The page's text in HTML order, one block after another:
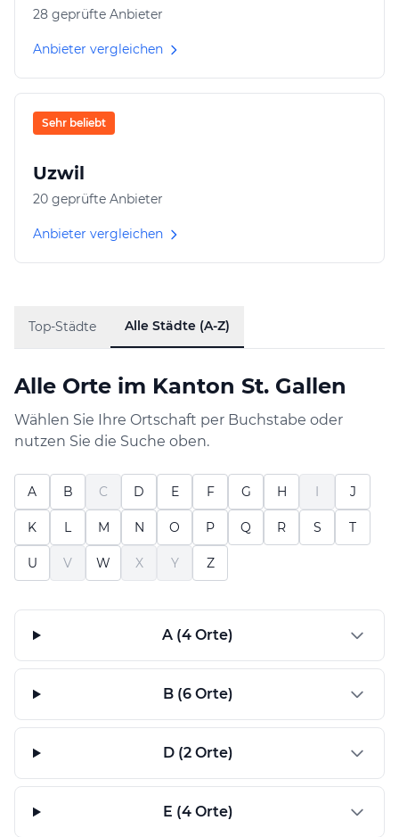
28 geprüfte Anbieter
Anbieter vergleichen
Sehr beliebt
Uzwil
20 geprüfte Anbieter
Anbieter vergleichen
Top-Städte Alle Städte (A-Z)
Alle Orte im Kanton St. Gallen
Wählen Sie Ihre Ortschaft per Buchstabe oder
nutzen Sie die Suche oben.
A B C D E F G H I J
K L M N O P Q R S T
U V W X Y Z
A (4 Orte)
B (6 Orte)
D (2 Orte)
E (4 Orte)